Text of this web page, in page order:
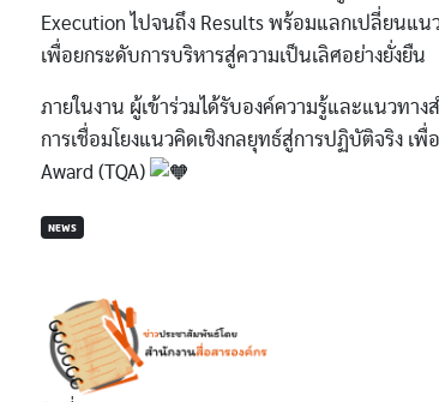
Execution ไปจนถึง Results พร้อมแลกเปลี่ยนแ
เพื่อยกระดับการบริหารสู่ความเป็นเลิศอย่างยั่งยืน
ภายในงาน ผู้เข้าร่วมได้รับองค์ความรู้และแนวทา
การเชื่อมโยงแนวคิดเชิงกลยุทธ์สู่การปฏิบัติจริง เ
Award (TQA)
NEWS